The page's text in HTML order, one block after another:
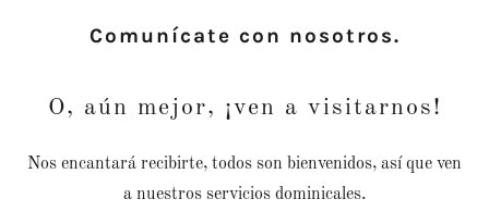
Comunícate con nosotros.
O, aún mejor, ¡ven a visitarnos!
Nos encantará recibirte, todos son bienvenidos, así que ven
a nuestros servicios dominicales.